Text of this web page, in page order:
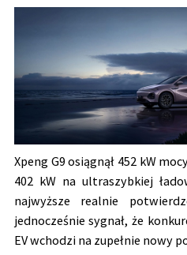
Xpeng G9 osiągnął 452 kW
402 kW na ultraszybkiej
najwyższe realnie
jednocześnie sygnał, że
EV wchodzi na zupełnie nowy